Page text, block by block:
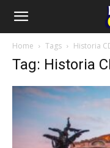
Home Tags Historia
Tag: Historia